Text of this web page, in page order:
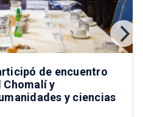
de encuentro
Chomalí y
y ciencias